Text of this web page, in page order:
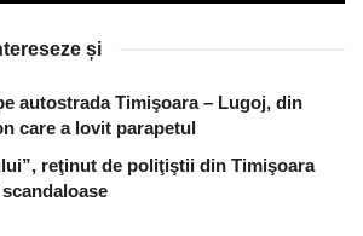
și
autostrada Timişoara – Lugoj, din
care a lovit parapetul
reţinut de poliţiştii din Timişoara